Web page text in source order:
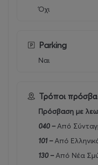
Όχι
Parking
Ναι
Τρόποι
Πρόσβαση με
040 –Από
101 –Από
130 –Από Νέα